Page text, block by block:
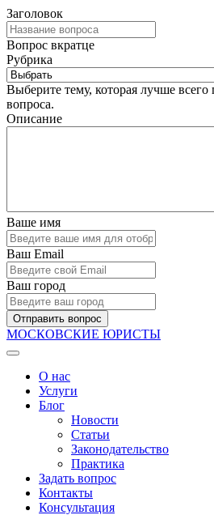
Заголовок
Вопрос вкратце
Рубрика
Выберите тему, которая лучше всего
вопроса.
Описание
Ваше имя
Ваш Email
Ваш город
Отправить вопрос
МОСКОВСКИЕ ЮРИСТЫ
О нас
Услуги
Блог
Новости
Статьи
Законодательство
Практика
Задать вопрос
Контакты
Консультация